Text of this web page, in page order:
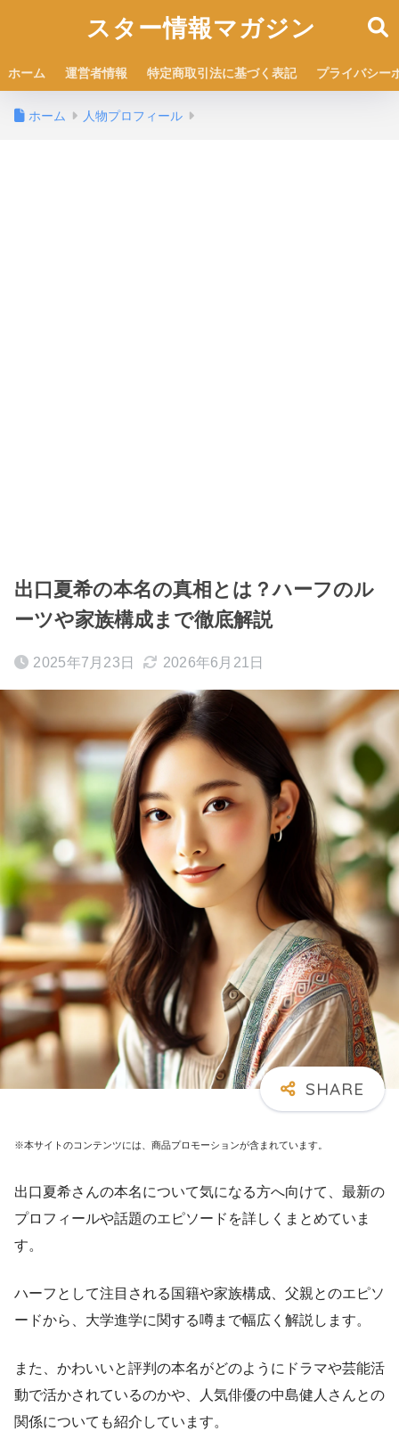
スター情報マガジン
ホーム 運営者情報 特定商取引法に基づく表記 プライバシー
ホーム 人物プロフィール
出口夏希の本名の真相とは？ハーフのル
ーツや家族構成まで徹底解説
2025年7月23日 2026年6月21日
※本サイトのコンテンツには、商品プロモーションが含まれています。
出口夏希さんの本名について気になる方へ向けて、最新の
プロフィールや話題のエピソードを詳しくまとめていま
す。
ハーフとして注目される国籍や家族構成、父親とのエピソ
ードから、大学進学に関する噂まで幅広く解説します。
また、かわいいと評判の本名がどのようにドラマや芸能活
動で活かされているのかや、人気俳優の中島健人さんとの
関係についても紹介しています。